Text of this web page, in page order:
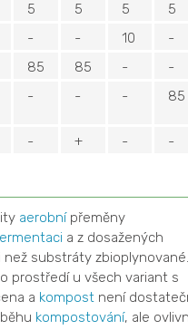
5 5 5
5
- - 10
-
85 85 -
-
- - - 85
- + - -
aerobnípřeměny
a z dosažených
substráty
prostředí u všech variant s
a kompost není
kompostování, ale